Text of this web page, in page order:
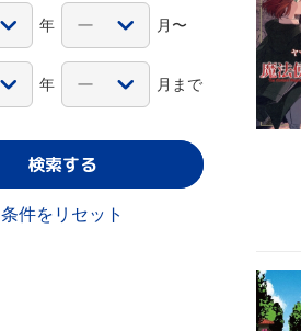
年 月〜
年 月まで
検索する
条件をリセット